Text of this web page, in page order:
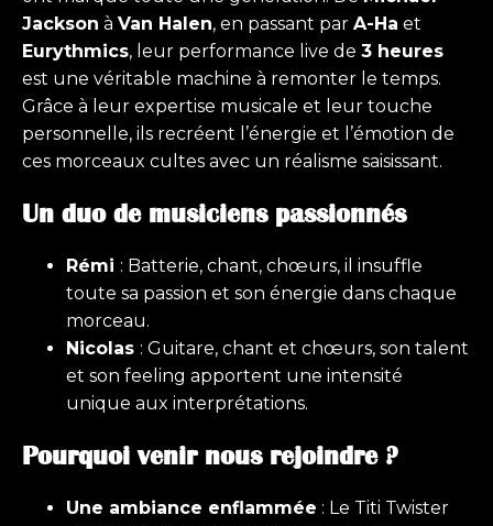
Jackson à Van Halen, en passant par A-Ha et
Eurythmics, leur performance live de 3 heures
est une véritable machine à remonter le temps.
Grâce à leur expertise musicale et leur touche
personnelle, ils recréent l’énergie et l’émotion de
ces morceaux cultes avec un réalisme saisissant.
Un duo de musiciens passionnés
Rémi : Batterie, chant, chœurs, il insuffle
toute sa passion et son énergie dans chaque
morceau.
Nicolas : Guitare, chant et chœurs, son talent
et son feeling apportent une intensité
unique aux interprétations.
Pourquoi venir nous rejoindre ?
Une ambiance enflammée : Le Titi Twister